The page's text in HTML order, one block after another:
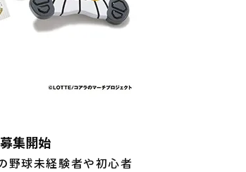
集開始
野球未経験者や初心者